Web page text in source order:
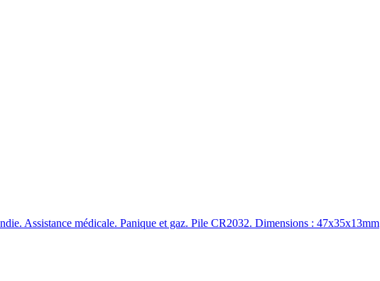
Assistance médicale. Panique et gaz. Pile CR2032. Dimensions : 47x35x13mm